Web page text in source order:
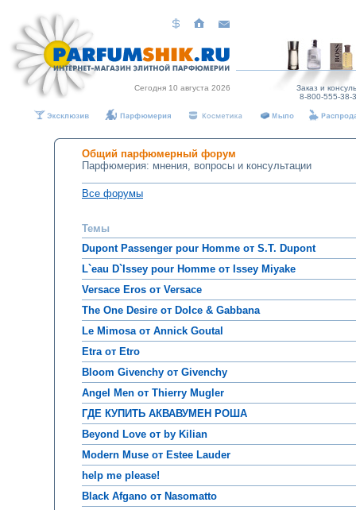
Сегодня 10 августа 2026
Заказ и
8-800-555-38-
Общий парфюмерный форум
Парфюмерия: мнения, вопросы и консультации
Все форумы
Темы
Dupont Passenger pour Homme от S.T. Dupont
L`eau D`Issey pour Homme от Issey Miyake
Versace Eros от Versace
The One Desire от Dolce & Gabbana
Le Mimosa от Annick Goutal
Etra от Etro
Bloom Givenchy от Givenchy
Angel Men от Thierry Mugler
ГДЕ КУПИТЬ АКВАВУМЕН РОША
Beyond Love от by Kilian
Modern Muse от Estee Lauder
help me please!
Black Afgano от Nasomatto